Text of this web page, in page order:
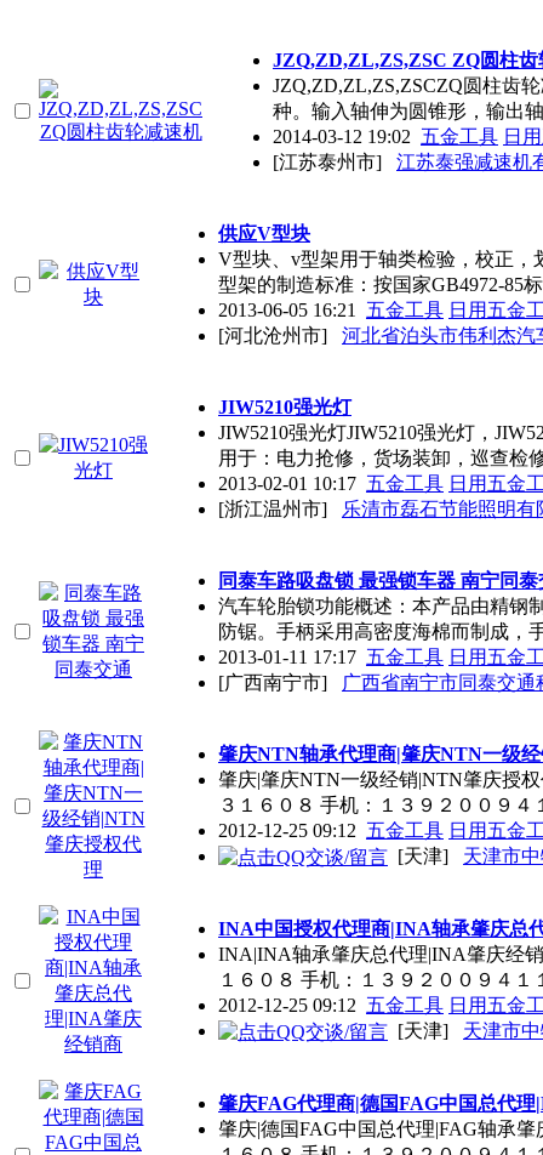
JZQ,ZD,ZL,ZS,ZSC ZQ圆柱齿
JZQ,ZD,ZL,ZS,ZSCZQ圆柱齿
种。输入轴伸为圆锥形，输出
2014-03-12 19:02 五金工具 日
[江苏泰州市]
江苏泰强减速机
供应V型块
V型块、v型架用于轴类检验，校正
型架的制造标准：按国家GB4972-85
2013-06-05 16:21 五金工具 日用五金
[河北沧州市]
河北省泊头市伟利杰汽
JIW5210强光灯
JIW5210强光灯JIW5210强光灯，
用于：电力抢修，货场装卸，巡查检
2013-02-01 10:17 五金工具 日用五金
[浙江温州市]
乐清市磊石节能照明有
同泰车路吸盘锁 最强锁车器 南宁同泰
汽车轮胎锁功能概述：本产品由精钢
防锯。手柄采用高密度海棉而制成，
2013-01-11 17:17 五金工具 日用五金
[广西南宁市]
广西省南宁市同泰交通
肇庆NTN轴承代理商|肇庆NTN一级
肇庆|肇庆NTN一级经销|NTN肇庆授
３１６０８ 手机：１３９２００９４
2012-12-25 09:12 五金工具 日用五金
[天津]
天津市
INA中国授权代理商|INA轴承肇庆总
INA|INA轴承肇庆总代理|INA肇庆经
１６０８ 手机：１３９２００９４１
2012-12-25 09:12 五金工具 日用五金
[天津]
天津市
肇庆FAG代理商|德国FAG中国总代
肇庆|德国FAG中国总代理|FAG轴承